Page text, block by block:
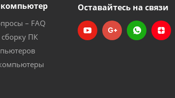
– FAQ
сборку ПК
Оставайтесь на связи